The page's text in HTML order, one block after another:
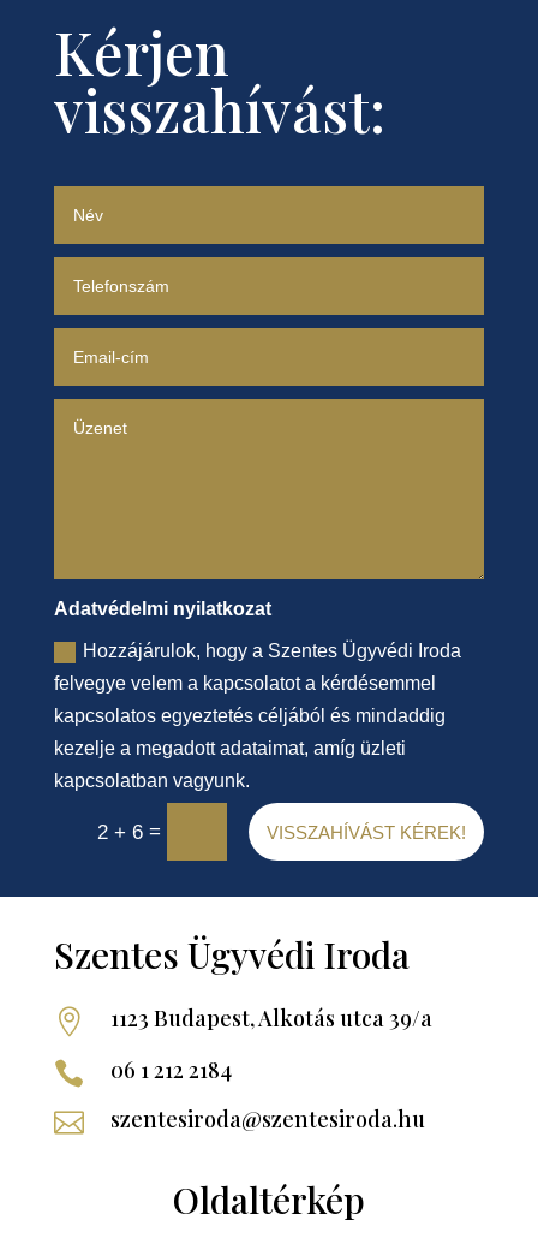
Kérjen
visszahívást:
Adatvédelmi nyilatkozat
Hozzájárulok, hogy a Szentes Ügyvédi Iroda
felvegye velem a kapcsolatot a kérdésemmel
kapcsolatos egyeztetés céljából és mindaddig
kezelje a megadott adataimat, amíg üzleti
kapcsolatban vagyunk.
2 + 6 = VISSZAHÍVÁST KÉREK!
Szentes Ügyvédi Iroda
 1123 Budapest, Alkotás utca 39/a
 06 1 212 2184
 szentesiroda@szentesiroda.hu
Oldaltérkép